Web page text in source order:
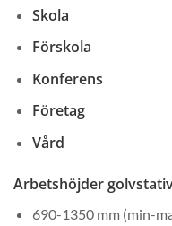
Skola
Förskola
Konferens
Företag
Vård
Arbetshöjder
690-1350 mm (min-